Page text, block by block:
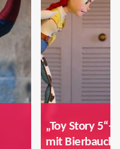
„Toy Story
mit Bierbauch